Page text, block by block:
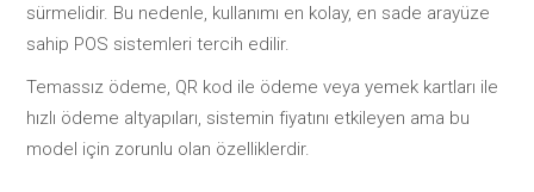
sürmelidir. Bu nedenle, kullanımı en kolay, en sade arayüze
sahip POS sistemleri tercih edilir.
Temassız ödeme, QR kod ile ödeme veya yemek kartları ile
hızlı ödeme altyapıları, sistemin fiyatını etkileyen ama bu
model için zorunlu olan özelliklerdir.